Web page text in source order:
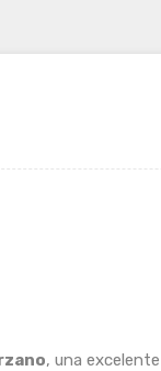
, una